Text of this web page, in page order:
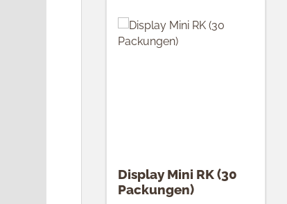
Display Mini RK (30
Packungen)